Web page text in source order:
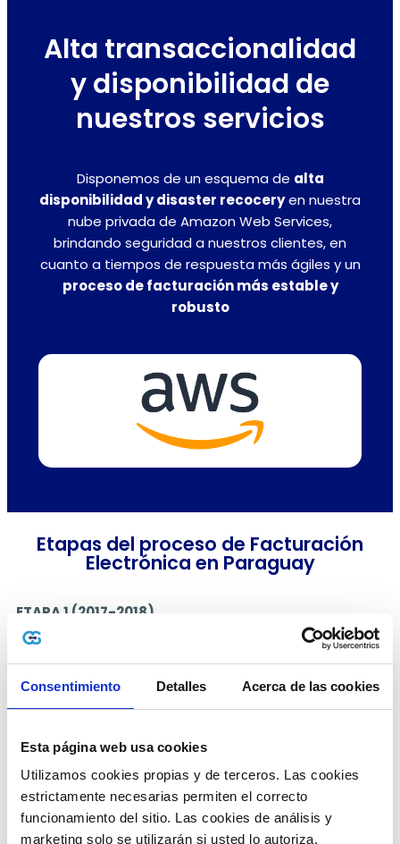
Consentimiento Detalles Acerca de las cookies
Esta página web usa cookies
Utilizamos cookies propias y de terceros. Las cookies
estrictamente necesarias permiten el correcto
funcionamiento del sitio. Las cookies de análisis y
marketing solo se utilizarán si usted lo autoriza.
Alta transaccionalidad
y disponibilidad de
nuestros servicios
Disponemos de un esquema de alta
disponibilidad y disaster recoceryen nuestra
nube privada de Amazon Web Services,
brindando seguridad a nuestros clientes, en
cuanto a tiempos de respuesta más ágiles y un
proceso de facturación más estable y
robusto
Etapas del proceso de Facturación
Electrónica en Paraguay
ETAPA 1 (2017-2018)
Desarrollo SIFEN Plan Piloto
Resolución Piloto 124
Lanzamiento en producción de e-Kuatia
Voluntariedad controlada
Inicio de la etapa de voluntariedad
Designación de nuevos facturadores
electrónicos
Apertura del ambiente de pruebas
Emisión de DTE en productivo